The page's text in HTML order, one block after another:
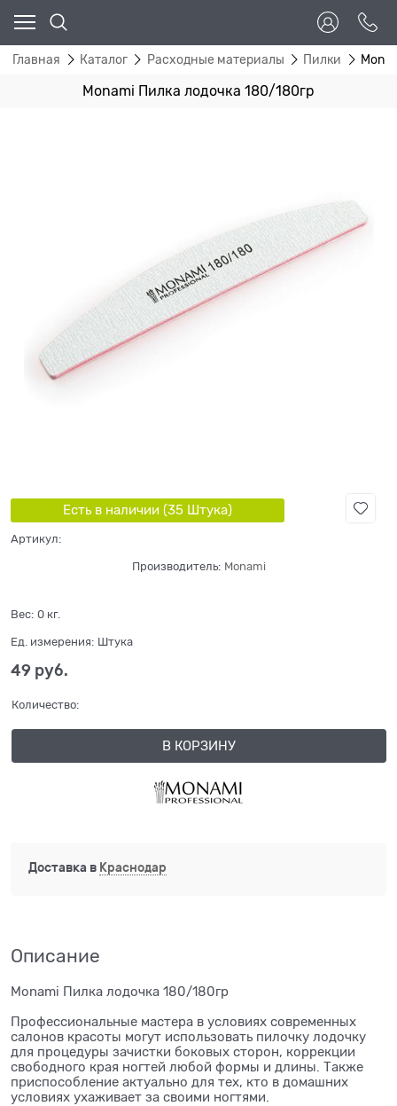
Главная Каталог Расходные материалы Пилки
Monami Пилка лодочка 180/180гр
Есть в наличии (35Штука)
Артикул:
Производитель: Monami
Вес: 0 кг.
Ед. измерения: Штука
49 руб.
Количество:
В КОРЗИНУ
Доставка в Краснодар
Описание
Monami Пилка лодочка 180/180гр
Профессиональные мастера в условиях современных
салонов красоты могут использовать пилочку лодочку
для процедуры зачистки боковых сторон, коррекции
свободного края ногтей любой формы и длины. Также
приспособление актуально для тех, кто в домашних
условиях ухаживает за своими ногтями.